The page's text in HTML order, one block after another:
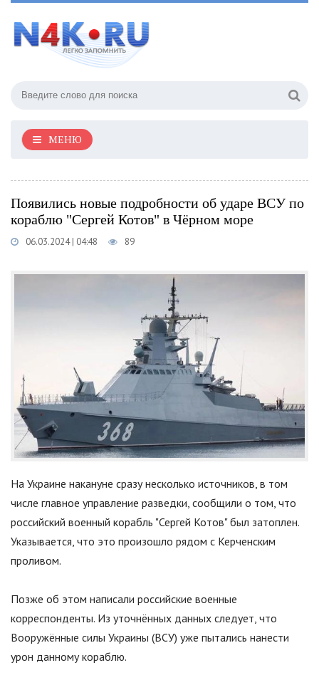
МЕНЮ
Появились новые подробности об ударе ВСУ по
кораблю "Сергей Котов" в Чёрном море
06.03.2024 | 04:48 89
На Украине накануне сразу несколько источников, в том
числе главное управление разведки, сообщили о том, что
российский военный корабль "Сергей Котов" был затоплен.
Указывается, что это произошло рядом с Керченским
проливом.
Позже об этом написали российские военные
корреспонденты. Из уточнённых данных следует, что
Вооружённые силы Украины (ВСУ) уже пытались нанести
урон данному кораблю.